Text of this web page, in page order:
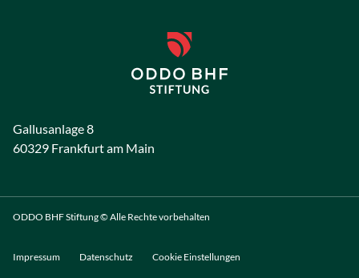
Gallusanlage 8
60329 Frankfurt am Main
ODDO BHF Stiftung © Alle Rechte vorbehalten
Impressum Datenschutz Cookie Einstellungen